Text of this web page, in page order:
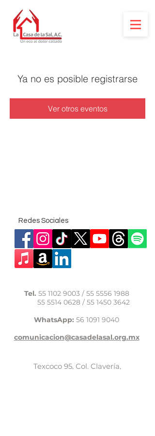
Ya no es posible registrarse
Ver otros eventos
Redes Sociales
Tel. 55 1102 9003 / 55 5556 1988
55 5514 0628/ 55 1450 3642
WhatsApp: 56 1091 9040
comunicacion@casadelasal.org.mx
Texcoco 95, Col. Clavería,